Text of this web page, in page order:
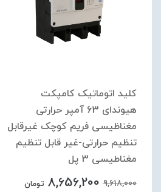
کلید اتوماتیک کامپکت
هیوندای 63 آمپر حرارتی
مغناظیسی فریم کوچک غیرقابل
تنظیم حرارتی-غیر قابل تنظیم
مغناطیسی 3 پل
9,618,000
8,656,200 تومان